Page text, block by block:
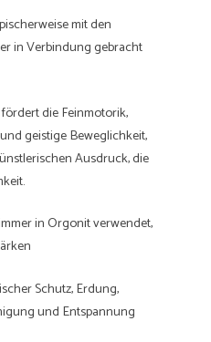
mit den
in Verbindung gebracht
die Feinmotorik,
geistige Beweglichkeit,
Ausdruck, die
in Orgonit verwendet,
Schutz, Erdung,
und Entspannung